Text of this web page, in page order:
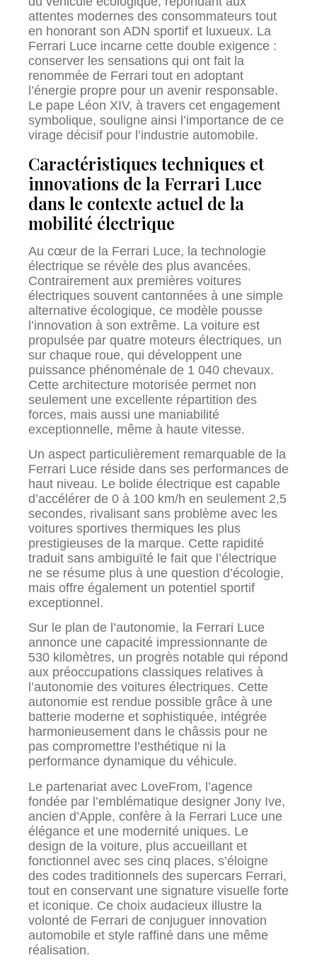
attentes modernes des consommateurs tout
en honorant son ADN sportif et luxueux. La
Ferrari Luce incarne cette double exigence :
conserver les sensations qui ont fait la
renommée de Ferrari tout en adoptant
l’énergie propre pour un avenir responsable.
Le pape Léon XIV, à travers cet engagement
symbolique, souligne ainsi l’importance de ce
virage décisif pour l’industrie automobile.
Caractéristiques techniques et
innovations de la Ferrari Luce
dans le contexte actuel de la
mobilité électrique
Au cœur de la Ferrari Luce, la technologie
électrique se révèle des plus avancées.
Contrairement aux premières voitures
électriques souvent cantonnées à une simple
alternative écologique, ce modèle pousse
l’innovation à son extrême. La voiture est
propulsée par quatre moteurs électriques, un
sur chaque roue, qui développent une
puissance phénoménale de 1 040 chevaux.
Cette architecture motorisée permet non
seulement une excellente répartition des
forces, mais aussi une maniabilité
exceptionnelle, même à haute vitesse.
Un aspect particulièrement remarquable de la
Ferrari Luce réside dans ses performances de
haut niveau. Le bolide électrique est capable
d’accélérer de 0 à 100 km/h en seulement 2,5
secondes, rivalisant sans problème avec les
voitures sportives thermiques les plus
prestigieuses de la marque. Cette rapidité
traduit sans ambiguïté le fait que l’électrique
ne se résume plus à une question d’écologie,
mais offre également un potentiel sportif
exceptionnel.
Sur le plan de l’autonomie, la Ferrari Luce
annonce une capacité impressionnante de
530 kilomètres, un progrès notable qui répond
aux préoccupations classiques relatives à
l’autonomie des voitures électriques. Cette
autonomie est rendue possible grâce à une
batterie moderne et sophistiquée, intégrée
harmonieusement dans le châssis pour ne
pas compromettre l’esthétique ni la
performance dynamique du véhicule.
Le partenariat avec LoveFrom, l’agence
fondée par l’emblématique designer Jony Ive,
ancien d’Apple, confère à la Ferrari Luce une
élégance et une modernité uniques. Le
design de la voiture, plus accueillant et
fonctionnel avec ses cinq places, s’éloigne
des codes traditionnels des supercars Ferrari,
tout en conservant une signature visuelle forte
et iconique. Ce choix audacieux illustre la
volonté de Ferrari de conjuguer innovation
automobile et style raffiné dans une même
réalisation.